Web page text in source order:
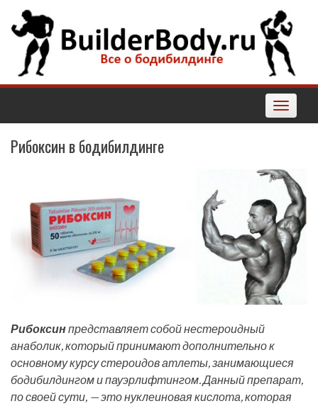
Наверх
Toggle
Рибоксин в бодибилдинге
Рибоксинпредставляет собой нестероидный
анаболик, который принимают дополнительно к
основному курсу стероидов атлеты, занимающиеся
бодибилдингом и пауэрлифтингом. Данный препарат,
по своей сути, — это нуклеиновая кислота, которая